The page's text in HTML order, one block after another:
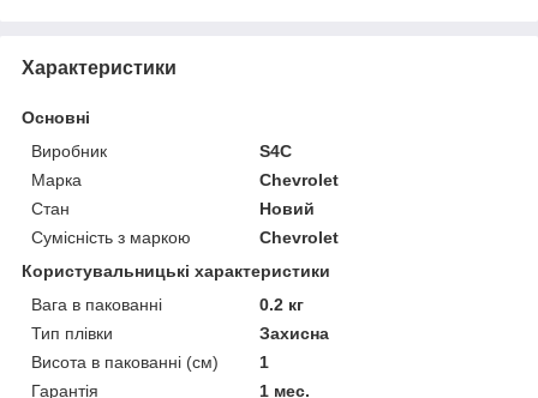
Характеристики
Основні
Виробник
S4C
Марка
Chevrolet
Стан
Новий
Сумісність з маркою
Chevrolet
Користувальницькі характеристики
Вага в пакованні
0.2 кг
Тип плівки
Захисна
Висота в пакованні (см)
1
Гарантія
1 мес.